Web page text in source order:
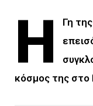
Η
Γη
κόσμος της στο